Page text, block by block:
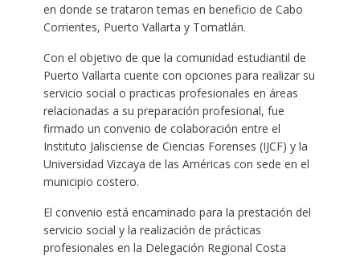
en donde se trataron temas en beneficio de Cabo
Corrientes, Puerto Vallarta y Tomatlán.
Con el objetivo de que la comunidad estudiantil de
Puerto Vallarta cuente con opciones para realizar su
servicio social o practicas profesionales en áreas
relacionadas a su preparación profesional, fue
firmado un convenio de colaboración entre el
Instituto Jalisciense de Ciencias Forenses (IJCF) y la
Universidad Vizcaya de las Américas con sede en el
municipio costero.
El convenio está encaminado para la prestación del
servicio social y la realización de prácticas
profesionales en la Delegación Regional Costa